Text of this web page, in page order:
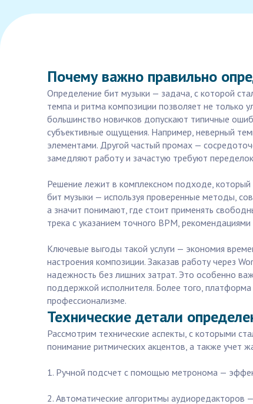
Почему важно правильно
Определение бит музыки — задача, с которой
темпа и ритма композиции позволяет не только
большинство новичков допускают типичные
субъективные ощущения. Например, неверный
элементами. Другой частый промах —
замедляют работу и зачастую требуют
Решение лежит в комплексном подходе, который
бит музыки — используя проверенные методы,
а значит понимают, где стоит применять
трека с указанием точного BPM,
Ключевые выгоды такой услуги — экономия
настроения композиции. Заказав работу через
надежность без лишних затрат. Это особенно
поддержкой исполнителя. Более того,
профессионализме.
Технические детали
Рассмотрим технические аспекты, с которыми
понимание ритмических акцентов, а также учет
1. Ручной подсчет с помощью метронома —
2. Автоматические алгоритмы